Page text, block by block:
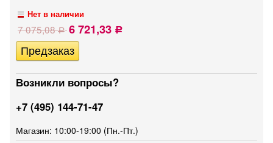
Нет в наличии
7 075,08Р 6 721,33 Р
Возникли вопросы?
+7 (495) 144-71-47
Магазин: 10:00-19:00 (Пн.-Пт.)